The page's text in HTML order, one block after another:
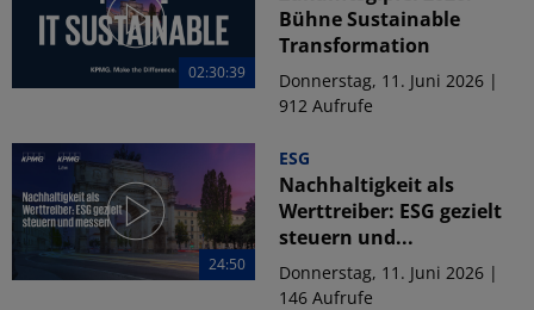
02:30:39
Bühne Sustainable
Transformation
Donnerstag, 11. Juni 2026 |
912 Aufrufe
24:50
ESG
Nachhaltigkeit als
Werttreiber: ESG gezielt
steuern und...
Donnerstag, 11. Juni 2026 |
146 Aufrufe